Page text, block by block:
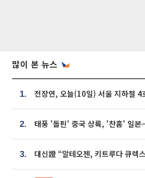
많이 본 뉴스
1.
2.
3.